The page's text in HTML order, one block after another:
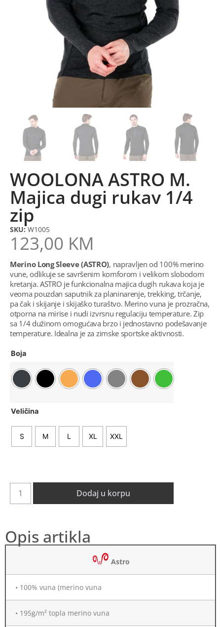
WOOLONA ASTRO M.
Majica dugi rukav 1/4
zip
SKU:W1005
123,00 KM
Merino Long Sleeve (ASTRO), napravljen od 100% merino
vune, odlikuje se savršenim komforom i velikom slobodom
kretanja. ASTRO je funkcionalna majica dugih rukava koja je
veoma pouzdan saputnik za planinarenje, trekking, trčanje,
pa čak i skijanje i skijaško turaštvo. Merino vuna je prozračna,
otporna na mirise i nudi izvrsnu regulaciju temperature. Zip
sa 1/4 dužinom omogućava brzo i jednostavno podešavanje
temperature. Idealna je za zimske sportske aktivnosti.
Boja
Veličina
S M L XL XXL
Dodaj u korpu
Opis artikla
Astro
• 100% vuna (merino vuna
• 195g/m² topla merino vuna